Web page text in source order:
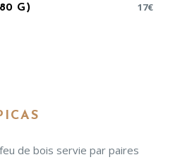
G) 17€
de bois servie par paires